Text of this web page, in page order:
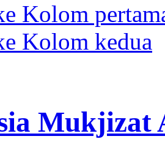
Kolom
Kolom kedua
Mukjizat